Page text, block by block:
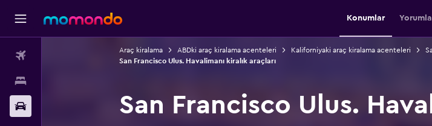
Konumlar
Araç kiralama ABDki araç kiralama acenteleri Kaliforniyaki araç kiralama acenteleri
San Francisco Ulus. Havalimanı kiralık araçları
San Francisco Ulus.